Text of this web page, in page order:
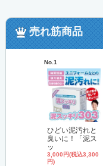
売れ筋商品
No.1
ひどい泥汚れと
臭いに！「泥ス
ッ
3,000円(税込3,300
円)